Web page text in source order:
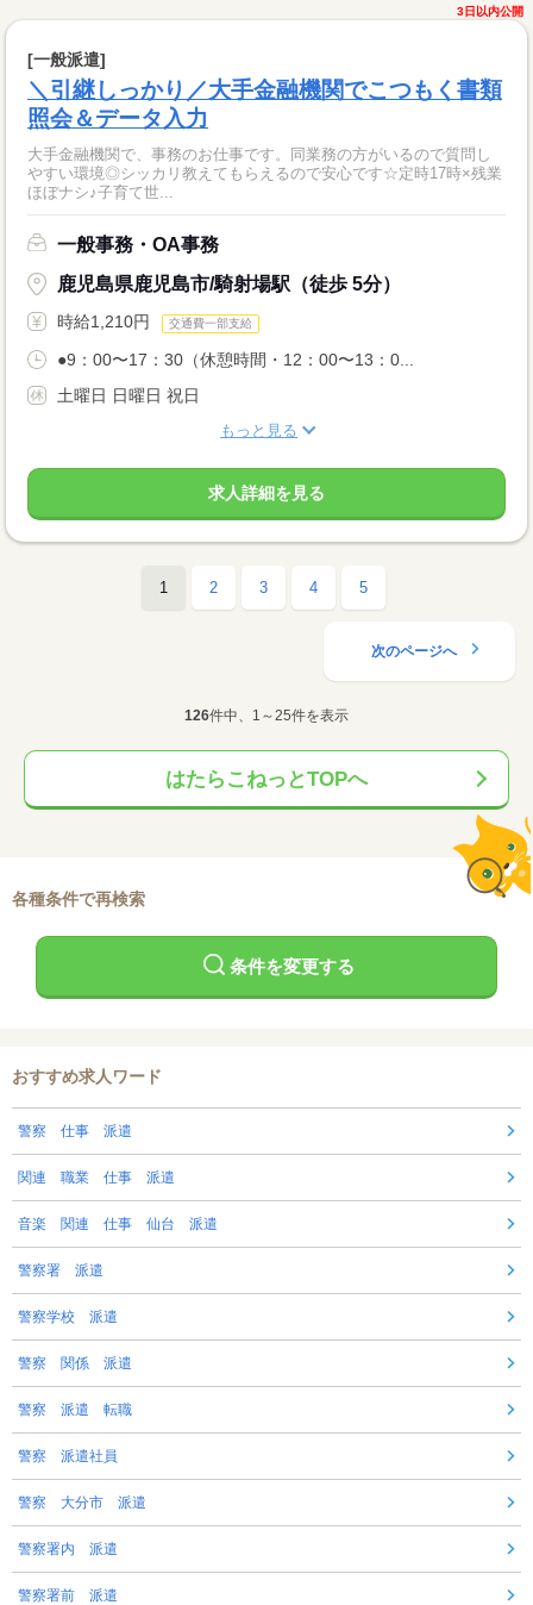
3日以内公開
[一般派遣]
＼引継しっかり／大手金融機関でこつもく書類
照会＆データ入力
大手金融機関で、事務のお仕事です。同業務の方がいるので質問し
やすい環境◎シッカリ教えてもらえるので安心です☆定時17時×残業
ほぼナシ♪子育て世...
一般事務・OA事務
鹿児島県鹿児島市/騎射場駅（徒歩 5分）
時給1,210円 交通費一部支給
●9：00〜17：30（休憩時間・12：00〜13：0...
土曜日 日曜日 祝日
もっと見る
求人詳細を見る
1 2 3 4 5
次のページへ
126件中、1～25件を表示
はたらこねっとTOPへ
各種条件で再検索
条件を変更する
おすすめ求人ワード
警察 仕事 派遣
関連 職業 仕事 派遣
音楽 関連 仕事 仙台 派遣
警察署 派遣
警察学校 派遣
警察 関係 派遣
警察 派遣 転職
警察 派遣社員
警察 大分市 派遣
警察署内 派遣
警察署前 派遣